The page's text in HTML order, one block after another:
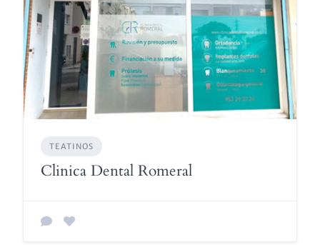
TEATINOS
Clinica Dental Romeral